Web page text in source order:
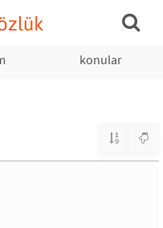
konular